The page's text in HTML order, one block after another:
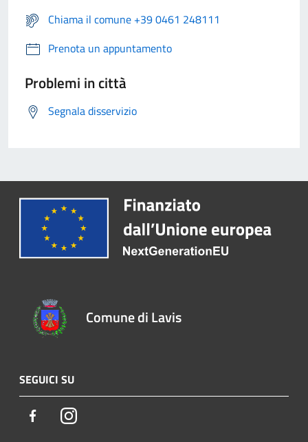
Chiama il comune +39 0461 248111
Prenota un appuntamento
Problemi in città
Segnala disservizio
Comune di Lavis
SEGUICI SU
FacebookInstagram